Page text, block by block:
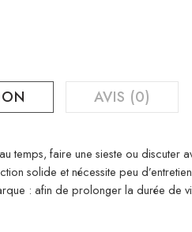
AVIS (0)
faire une sieste ou discuter
solide et nécessite peu
: afin de prolonger la durée de